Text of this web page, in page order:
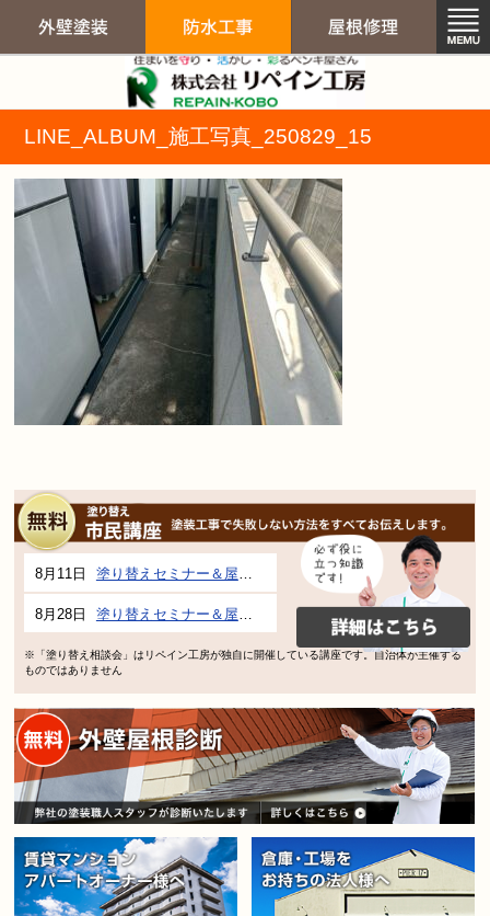
LINE_ALBUM_施工写真_250829_15
8月11日 塗り替えセミナー＆屋根、外壁の塗り替え市民講座 inぎふメディアコスモス
8月28日 塗り替えセミナー＆屋根、外壁の塗り替え市民講座 inぎふメディアコスモス
※「塗り替え相談会」はリペイン工房が独自に開催している講座です。自治体が主催する
ものではありません